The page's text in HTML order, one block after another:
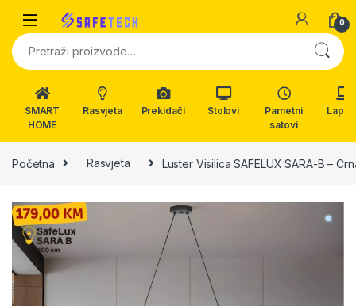
0
Pretraži:
SMART
HOME
Rasvjeta Prekidači Stolovi
Pametni
satovi
Početna Rasvjeta Luster Visilica SAFELUX SARA-B –